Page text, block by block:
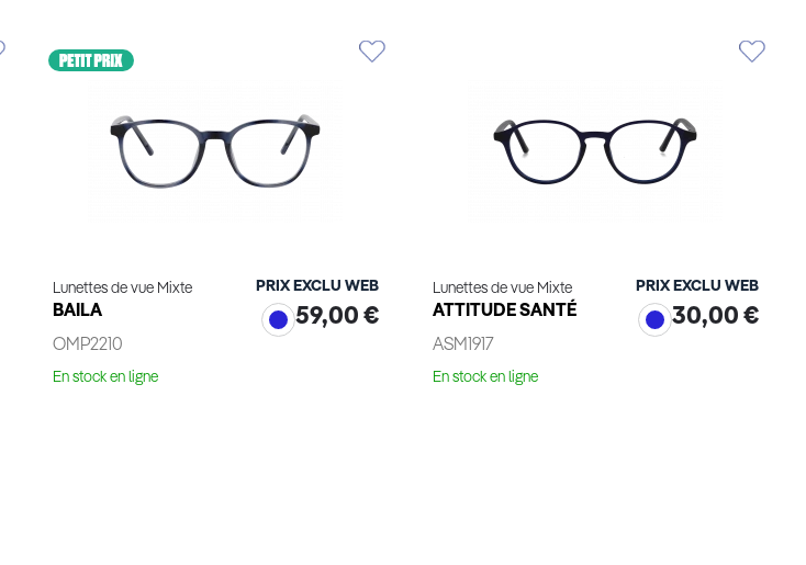
Lunettes de vue Mixte
BAILA
OMP2210
PRIX EXCLU WEB
59,00 €
En stock en ligne
Lunettes de vue Mixte
ATTITUDE SANTÉ
ASM1917
PRIX EXCLU WEB
30,00 €
En stock en ligne